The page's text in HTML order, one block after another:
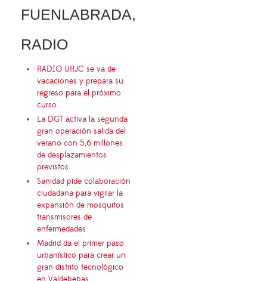
FUENLABRADA,
RADIO
RADIO URJC se va de
vacaciones y prepara su
regreso para el próximo
curso
La DGT activa la segunda
gran operación salida del
verano con 5,6 millones
de desplazamientos
previstos
Sanidad pide colaboración
ciudadana para vigilar la
expansión de mosquitos
transmisores de
enfermedades
Madrid da el primer paso
urbanístico para crear un
gran distrito tecnológico